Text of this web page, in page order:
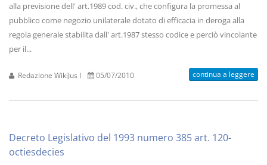
alla previsione dell' art.1989 cod. civ., che configura la promessa al
pubblico come negozio unilaterale dotato di efficacia in deroga alla
regola generale stabilita dall' art.1987 stesso codice e perciò vincolante
per il...
Redazione WikiJus I 05/07/2010 continua a leggere
Decreto Legislativo del 1993 numero 385 art. 120-
octiesdecies